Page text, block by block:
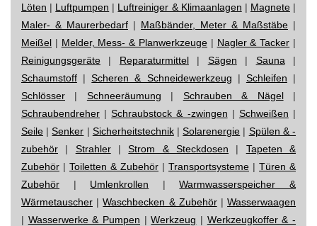
Löten | Luftpumpen | Luftreiniger & Klimaanlagen | Magnete|
Maler- & Maurerbedarf | Maßbänder, Meter & Maßstäbe |
Meißel | Melder, Mess- & Planwerkzeuge | Nagler & Tacker |
Reinigungsgeräte | Reparaturmittel| Sägen | Sauna |
Schaumstoff |Scheren & Schneidewerkzeug | Schleifen |
Schlösser | Schneeräumung | Schrauben & Nägel|
Schraubendreher |Schraubstock & -zwingen | Schweißen |
Seile |Senker | Sicherheitstechnik|Solarenergie | Spülen & -
zubehör | Strahler|Strom & Steckdosen | Tapeten &
Zubehör | Toiletten & Zubehör | Transportsysteme | Türen &
Zubehör | Umlenkrollen |Warmwasserspeicher &
Wärmetauscher |Waschbecken & Zubehör|Wasserwaagen
| Wasserwerke & Pumpen |Werkzeug | Werkzeugkoffer & -